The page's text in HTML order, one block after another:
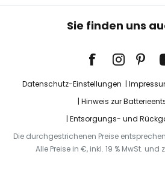
Sie finden uns
Datenschutz-Einstellungen
Hinweis zur
Entsorgungs- und
Die durchgestrichenen Preise
Alle Preise in €, inkl. 19 % MwSt.